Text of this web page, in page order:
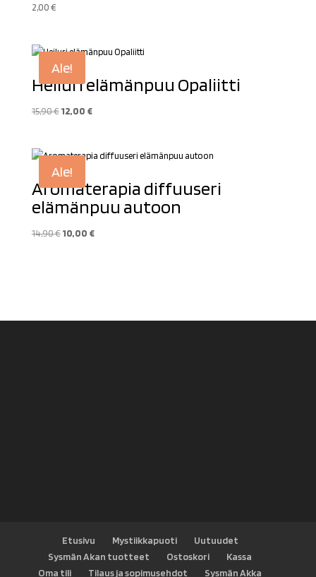
2,00€
Ale!
Heiluri elämänpuu Opaliitti
15,90€ Alkuperäinen
15,90 €.
12,00 €Nykyinen
12,00 €.
Ale!
Aromaterapia diffuuseri
elämänpuu autoon
14,90€ Alkuperäinen
10,00 €Nykyinen
Etusivu Mystiikkapuoti
Uutuudet
Sysmän Akan tuotteet
Ostoskori
Kassa
Oma tili
Tilaus ja sopimusehdot Sysmän Akka